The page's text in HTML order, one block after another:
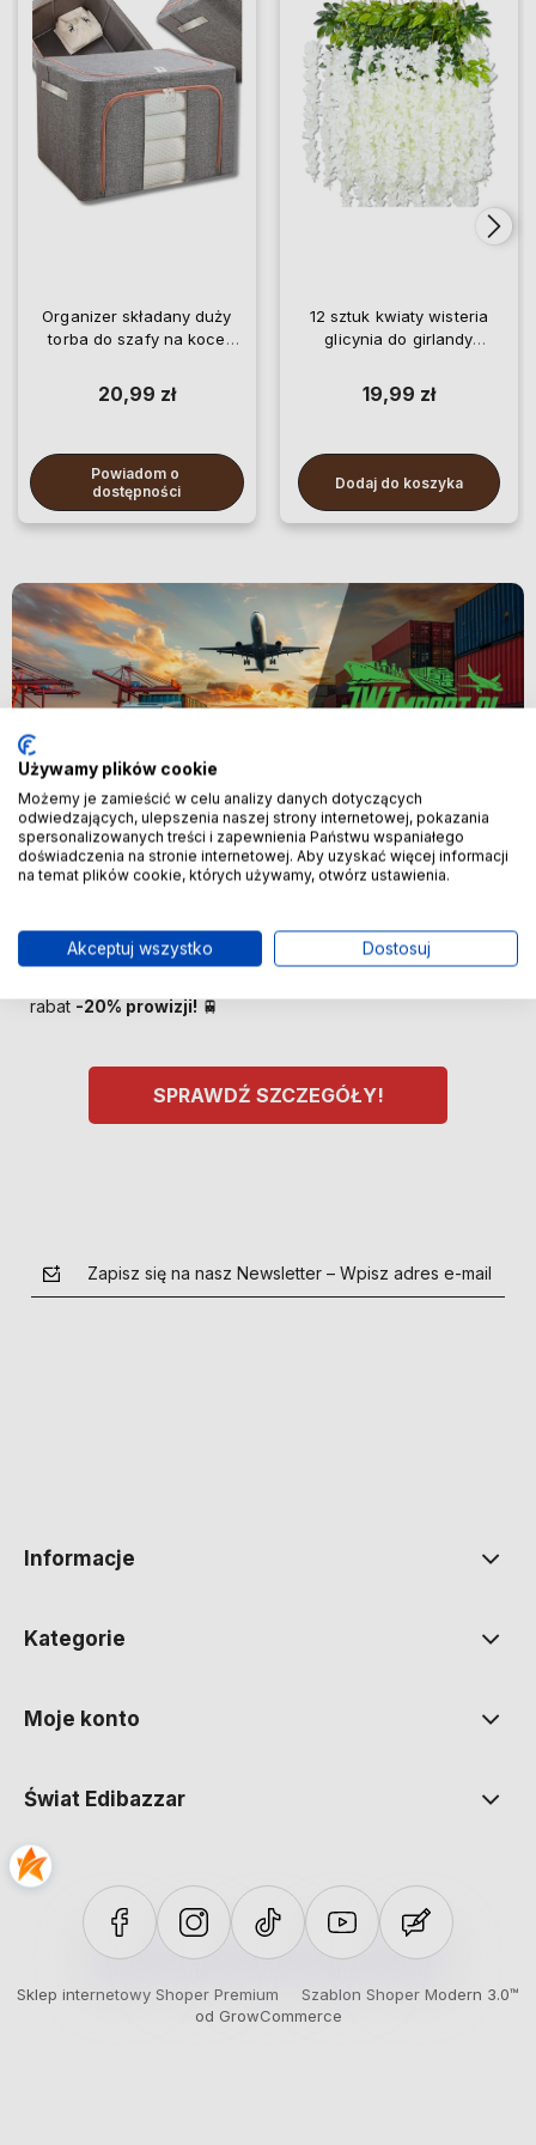
Organizer składany duży
torba do szafy na koce
20,99 zł
Powiadom o
dostępności
12 sztuk kwiaty wisteria
glicynia do girlandy
19,99 zł
Dodaj do koszyka
Nowość
🚢 Bezpośredni import z Chin –
rabat -20% prowizji! 🚆
SPRAWDŹ SZCZEGÓŁY!
Zapisz się na nasz Newsletter – Wpisz adres e-mail
Informacje
Kategorie
Moje konto
Świat Edibazzar
Sklep internetowy Shoper Premium
Szablon Shoper Modern 3.0™
od GrowCommerce
Używamy plików cookie
Możemy je zamieścić w celu analizy danych dotyczących
odwiedzających, ulepszenia naszej strony internetowej, pokazania
spersonalizowanych treści i zapewnienia Państwu wspaniałego
doświadczenia na stronie internetowej. Aby uzyskać więcej informacji
na temat plików cookie, których używamy, otwórz ustawienia.
Akceptuj wszystko Dostosuj